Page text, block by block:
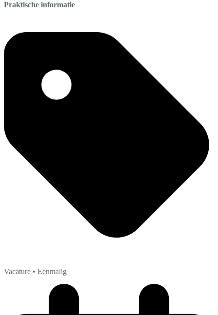
Praktische informatie
Vacature • Eenmalig